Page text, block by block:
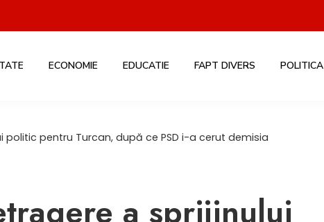
ECONOMIE EDUCATIE FAPT DIVERS POLITICA
politic pentru Turcan, după ce PSD i-a cerut demisia
a sprijinului